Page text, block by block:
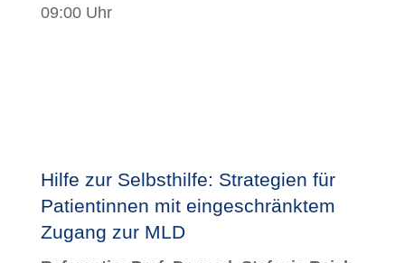
09:00 Uhr
Hilfe zur Selbsthilfe: Strategien für
Patientinnen mit eingeschränktem
Zugang zur MLD